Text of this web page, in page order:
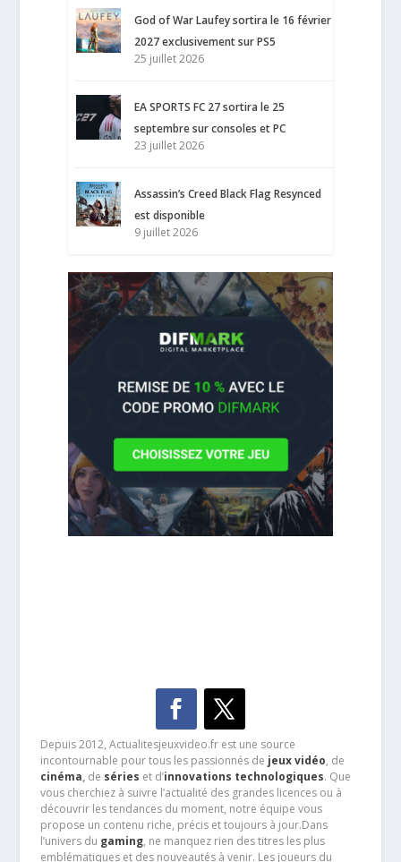
God of War Laufey sortira le 16 février
2027 exclusivement sur PS5
25 juillet 2026
EA SPORTS FC 27 sortira le 25
septembre sur consoles et PC
23 juillet 2026
Assassin’s Creed Black Flag Resynced
est disponible
9 juillet 2026
Depuis 2012, Actualitesjeuxvideo.fr est une source
incontournable pour tous les passionnés de jeux vidéo, de
cinéma,de séries et d’innovations technologiques. Que
vous cherchiez à suivre l’actualité des grandes licences ou à
découvrir les tendances du moment, notre équipe vous
propose un contenu riche, précis et toujours à jour.Dans
l’univers du gaming, ne manquez rien des titres les plus
emblématiques et des nouveautés à venir. Les joueurs du